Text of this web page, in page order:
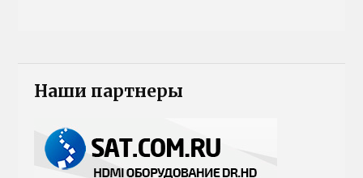
Наши партнеры